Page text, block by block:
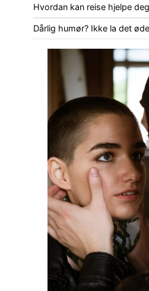
Hvordan kan reise hjelpe
Dårlig humør? Ikke la det